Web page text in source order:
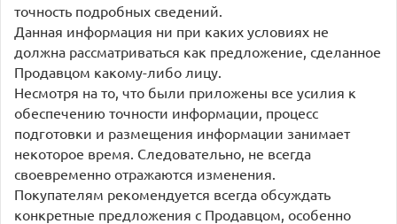
точность подробных сведений.
Данная информация ни при каких условиях не
должна рассматриваться как предложение, сделанное
Продавцом какому-либо лицу.
Несмотря на то, что были приложены все усилия к
обеспечению точности информации, процесс
подготовки и размещения информации занимает
некоторое время. Следовательно, не всегда
своевременно отражаются изменения.
Покупателям рекомендуется всегда обсуждать
конкретные предложения с Продавцом, особенно